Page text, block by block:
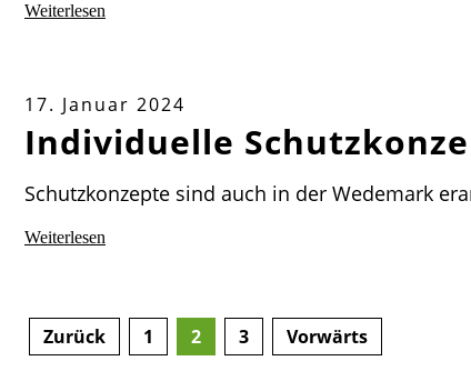
Weiterlesen
17. Januar 2024
Individuelle
Schutzkonzepte sind auch in der Wedemark
Weiterlesen
Zurück 1 2 3 Vorwärts